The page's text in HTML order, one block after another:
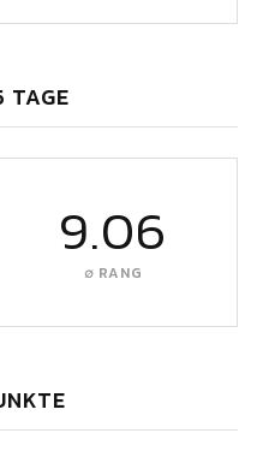
TAGE
9.06
∅ RANG